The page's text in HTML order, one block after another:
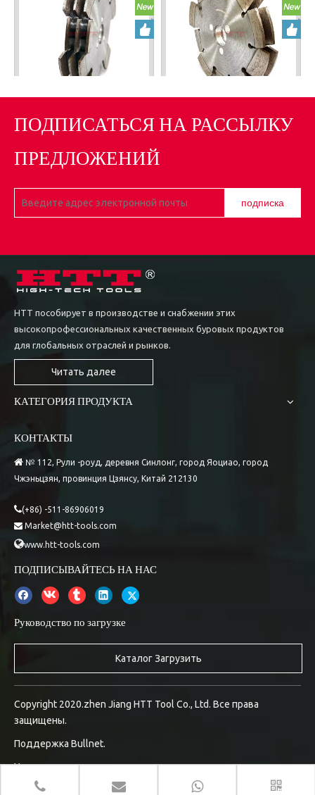
полотно для фрезерования
для фрезерования стен
ПОДПИСАТЬСЯ НА РАССЫЛКУ
ПРЕДЛОЖЕНИЙ
подписка
HTT пособирует в производстве и снабжении этих
высокопрофессиональных качественных буровых продуктов
для глобальных отраслей и рынков.
Читать далее
КАТЕГОРИЯ ПРОДУКТА
КОНТАКТЫ
 № 112, Рули -роуд, деревня Синлонг, город Яоциао, город
Чжэньцзян, провинция Цзянсу, Китай 212130
(+86) -511-86906019
 Market@htt-tools.com
www.htt-tools.com
ПОДПИСЫВАЙТЕСЬ НА НАС
Руководство по загрузке
Каталог Загрузить
Copyright 2020.zhen Jiang HTT Tool Co., Ltd. Все права
защищены.
Поддержка Bullnet.
Управление входом